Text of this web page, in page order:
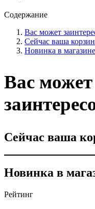
Содержание
Вас может
Сейчас ваша
Новинка в магазине
Вас может
Сейчас ваша
Новинка в
Рейтинг